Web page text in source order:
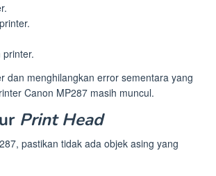
dan menghilangkan error sementara yang
Canon MP287 masih muncul.
Print Head
pastikan tidak ada objek asing yang